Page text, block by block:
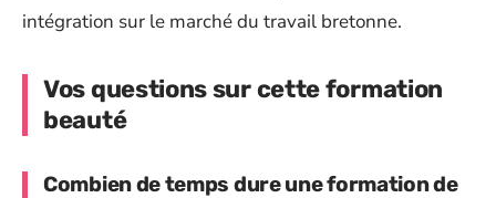
intégration sur le marché du travail bretonne.
Vos questions sur cette formation
beauté
Combien de temps dure une formation de